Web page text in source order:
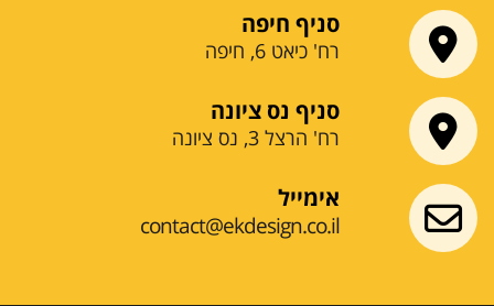
סניף חיפה
רח' כיאט 6, חיפה
סניף נס ציונה
רח' הרצל 3, נס ציונה
אימייל
contact@ekdesign.co.il